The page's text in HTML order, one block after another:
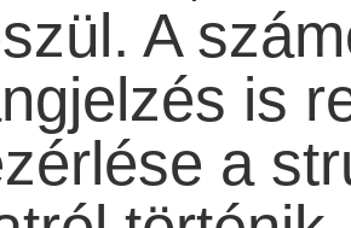
A
is
a